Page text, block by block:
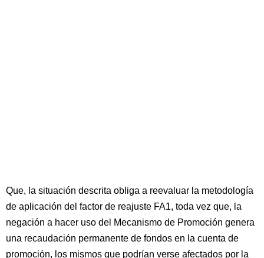
Que, la situación descrita obliga a reevaluar la metodología
de aplicación del factor de reajuste FA1, toda vez que, la
negación a hacer uso del Mecanismo de Promoción genera
una recaudación permanente de fondos en la cuenta de
promoción, los mismos que podrían verse afectados por la